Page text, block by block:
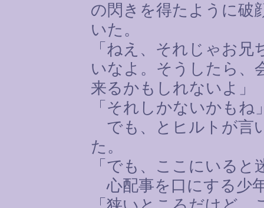
の閃きを得たように破
いた。
「ねえ、それじゃお
いなよ。そうしたら、
来るかもしれないよ」
「それしかないかもね
でも、とヒルトが言
た。
「でも、ここにいる
心配事を口にする少